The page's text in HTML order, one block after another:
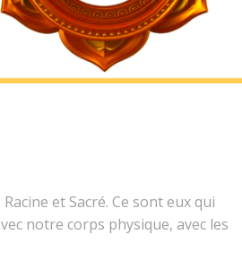
et Sacré. Ce sont eux qui
notre corps physique, avec les